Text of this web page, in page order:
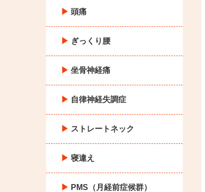
頭痛
ぎっくり腰
坐骨神経痛
自律神経失調症
ストレートネック
寝違え
PMS（月経前症候群）